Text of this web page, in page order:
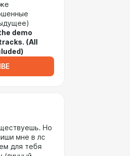
demo
(All
Но
мне в лс
для тебя